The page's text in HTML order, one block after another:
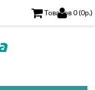
Товаров 0 (0р.)